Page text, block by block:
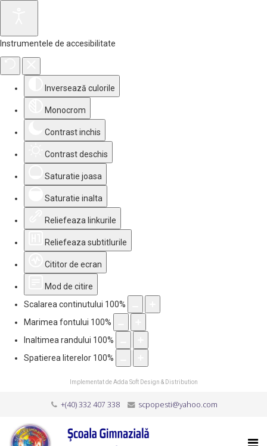
Instrumentele de accesibilitate
Inversează culorile
Monocrom
Contrast inchis
Contrast deschis
Saturatie joasa
Saturatie inalta
Reliefeaza linkurile
Reliefeaza subtitlurile
Cititor de ecran
Mod de citire
Scalarea continutului 100%
Marimea fontului 100%
Inaltimea randului 100%
Spatierea literelor 100%
Implementat deAdda Soft Design & Distribution
+(40) 332 407 338 scpopesti@yahoo.com